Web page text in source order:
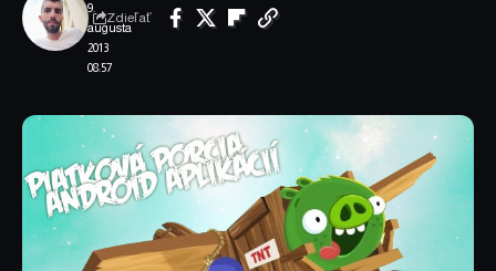
9.
augusta
2013
08:57
Zdieľať